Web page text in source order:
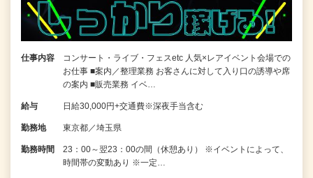
仕事内容
コンサート・ライブ・フェスetc 人気×レアイベント会場での
お仕事 ■案内／整理業務 お客さんに対して入り口の誘導や席
の案内 ■販売業務 イベ…
給与 日給30,000円+交通費※深夜手当含む
勤務地 東京都／埼玉県
勤務時間
23：00～翌23：00の間（休憩あり） ※イベントによって、
時間帯の変動あり ※一定…